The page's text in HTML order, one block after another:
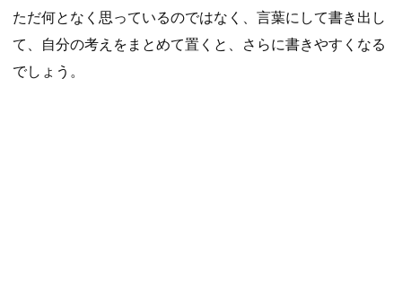
ただ何となく思っているのではなく、言葉にして書き出し
て、自分の考えをまとめて置くと、さらに書きやすくなる
でしょう。